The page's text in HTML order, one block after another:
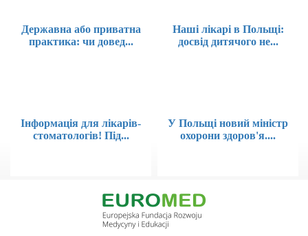
Державна або приватна
практика: чи довед...
Наші лікарі в Польщі:
досвід дитячого не...
Інформація для лікарів-
стоматологів! Під...
У Польщі новий міністр
охорони здоров'я....